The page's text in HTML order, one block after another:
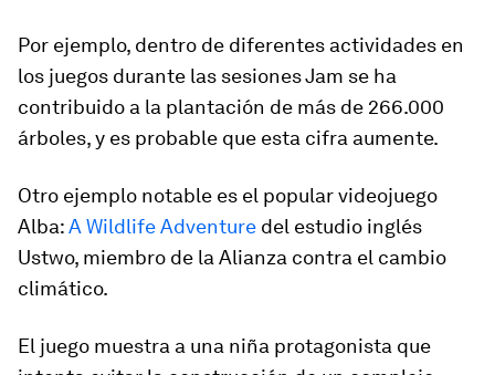
Por ejemplo, dentro de diferentes actividades en
los juegos durante las sesionesJam se ha
contribuido a la plantación de más de 266.000
árboles, y es probable que esta cifra aumente.
Otro ejemplo notable es el popular videojuego
Alba:A Wildlife Adventure del estudio inglés
Ustwo, miembro de la Alianza contra el cambio
climático.
El juego muestra a una niña protagonista que